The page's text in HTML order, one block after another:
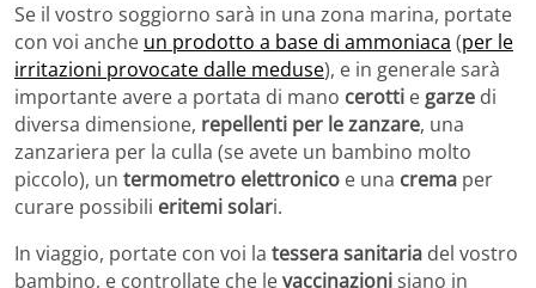
Se il vostro soggiorno sarà in una zona marina, portate
con voi anche un prodotto a base di ammoniaca (per le
irritazioni provocate dalle meduse), e in generale sarà
importante avere a portata di mano cerotti e garze di
diversa dimensione, repellenti per le zanzare, una
zanzariera per la culla (se avete un bambino molto
piccolo), un termometro elettronico e una crema per
curare possibili eritemi solari.
In viaggio, portate con voi la tessera sanitaria del vostro
bambino, e controllate che levaccinazionisiano in